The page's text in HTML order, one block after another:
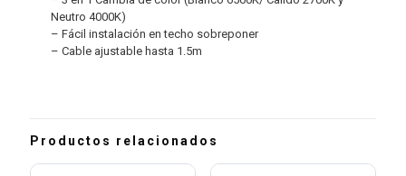
Neutro 4000K)
– Fácil instalación en techo sobreponer
– Cable ajustable hasta 1.5m
Productos relacionados